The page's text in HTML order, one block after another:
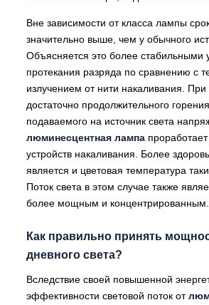
Вне зависимости от класса лампы
значительно выше, чем у обычного
Объясняется это более стабильными
протекания разряда по сравнению с
излучением от нити накаливания. При
достаточно продолжительного
подаваемого на источник света
люминесцентная лампа
устройств накаливания. Более
является и цветовая температура
Поток света в этом случае также
более мощным и концентрированным.
Как правильно принять
дневного света?
Вследствие своей повышенной
эффективности световой поток от